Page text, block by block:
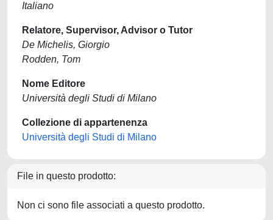
Italiano
Relatore, Supervisor, Advisor o Tutor
De Michelis, Giorgio
Rodden, Tom
Nome Editore
Università degli Studi di Milano
Collezione di appartenenza
Università degli Studi di Milano
File in questo prodotto:
Non ci sono file associati a questo prodotto.